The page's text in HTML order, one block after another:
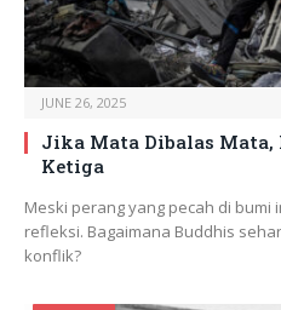
JUNE 26, 2025
Jika Mata Dibalas
Ketiga
Meski perang yang pecah di
refleksi. Bagaimana Buddhis
konflik?